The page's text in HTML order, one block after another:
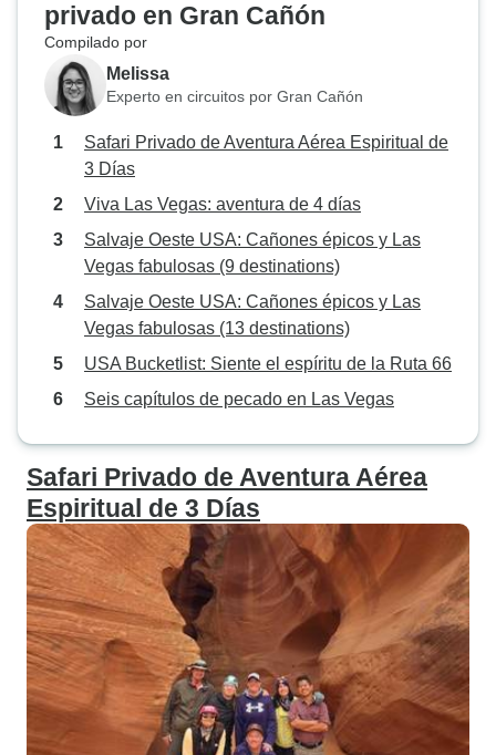
privado en Gran Cañón
Compilado por
Melissa
Experto en circuitos por Gran Cañón
Safari Privado de Aventura Aérea Espiritual de
3 Días
Viva Las Vegas: aventura de 4 días
Salvaje Oeste USA: Cañones épicos y Las
Vegas fabulosas (9 destinations)
Salvaje Oeste USA: Cañones épicos y Las
Vegas fabulosas (13 destinations)
USA Bucketlist: Siente el espíritu de la Ruta 66
Seis capítulos de pecado en Las Vegas
Safari Privado de Aventura Aérea
Espiritual de 3 Días